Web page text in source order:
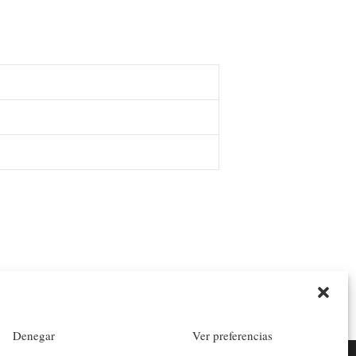
Denegar Ver preferencias